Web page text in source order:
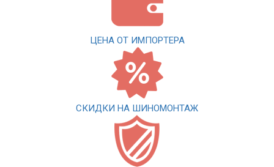
ЦЕНА ОТ ИМПОРТЕРА
СКИДКИ НА ШИНОМОНТАЖ